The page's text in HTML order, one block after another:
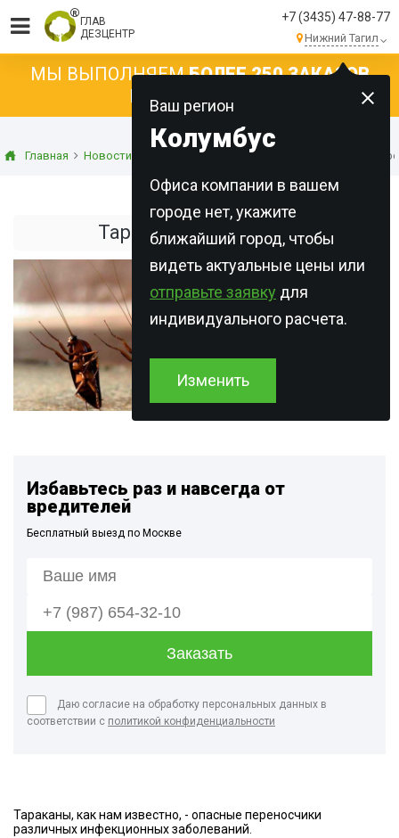
ГЛАВ
ДЕЗЦЕНТР
+7 (3435) 47-88-77
Нижний Тагил
Ваш регион
Колумбус
Офиса компании в вашем
городе нет, укажите
ближайший город, чтобы
видеть актуальные цены или
отправьте заявку для
индивидуального расчета.
Изменить
МЫ ВЫПОЛНЯЕМБОЛЕЕ 250 ЗАКАЗОВ
КАЖДЫЙ ДЕНЬ!
Главная Новости Статьи о дезинсекции Тараканы в
Тараканы в квартире!
Избавьтесь раз и навсегда от
вредителей
Бесплатный выезд по Москве
Даю согласие на обработку персональных данных в
соответствии с политикой конфиденциальности
Тараканы, как нам известно, - опасные переносчики
различных инфекционных заболеваний.